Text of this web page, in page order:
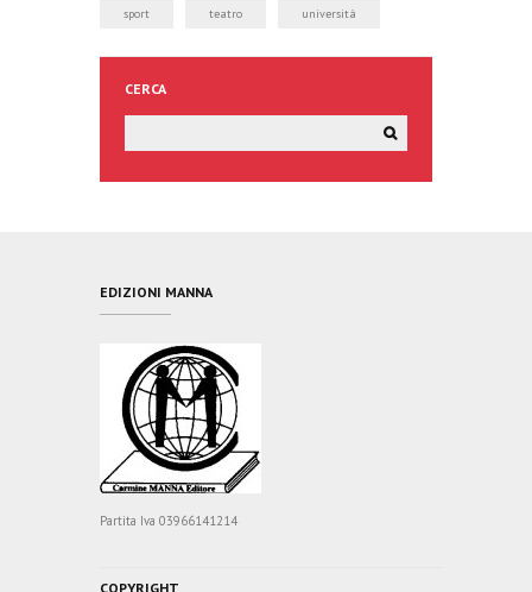
sport teatro università
CERCA
EDIZIONI MANNA
Partita Iva 03966141214
COPYRIGHT